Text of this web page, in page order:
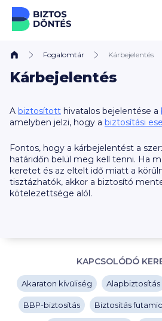
Ugrás a tartalomhoz
Fogalomtár Kárbejelentés
Kárbejelentés
A biztosított hivatalos bejelentése a
amelyben jelzi, hogy a biztosítási
Fontos, hogy a kárbejelentést a
határidőn belül meg kell tenni. Ha
keretet és az eltelt idő miatt a
tisztázhatók, akkor a biztosító
kötelezettsége alól.
KAPCSOLÓDÓ
Akaraton kívüliség Alapbiztosítás
BBP-biztosítás Biztosítás